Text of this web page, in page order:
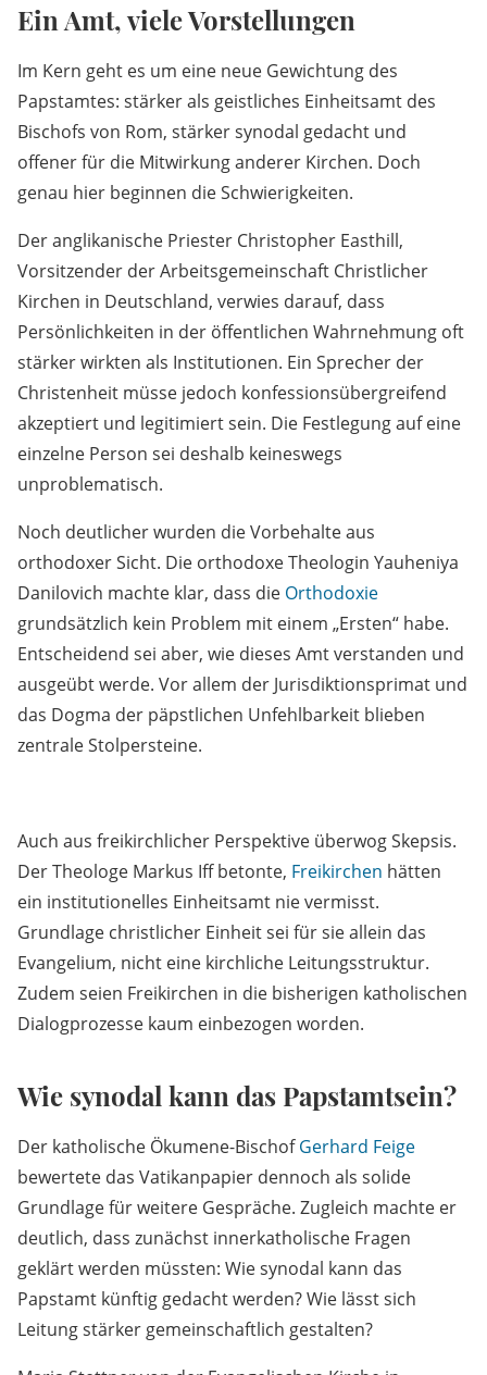
Ein Amt, viele Vorstellungen
Im Kern geht es um eine neue Gewichtung des
Papstamtes: stärker als geistliches Einheitsamt des
Bischofs von Rom, stärker synodal gedacht und
offener für die Mitwirkung anderer Kirchen. Doch
genau hier beginnen die Schwierigkeiten.
Der anglikanische Priester Christopher Easthill,
Vorsitzender der Arbeitsgemeinschaft Christlicher
Kirchen in Deutschland, verwies darauf, dass
Persönlichkeiten in der öffentlichen Wahrnehmung oft
stärker wirkten als Institutionen. Ein Sprecher der
Christenheit müsse jedoch konfessionsübergreifend
akzeptiert und legitimiert sein. Die Festlegung auf eine
einzelne Person sei deshalb keineswegs
unproblematisch.
Noch deutlicher wurden die Vorbehalte aus
orthodoxer Sicht. Die orthodoxe Theologin Yauheniya
Danilovich machte klar, dass die Orthodoxie
grundsätzlich kein Problem mit einem „Ersten“ habe.
Entscheidend sei aber, wie dieses Amt verstanden und
ausgeübt werde. Vor allem der Jurisdiktionsprimat und
das Dogma der päpstlichen Unfehlbarkeit blieben
zentrale Stolpersteine.
Auch aus freikirchlicher Perspektive überwog Skepsis.
Der Theologe Markus Iff betonte, Freikirchen hätten
ein institutionelles Einheitsamt nie vermisst.
Grundlage christlicher Einheit sei für sie allein das
Evangelium, nicht eine kirchliche Leitungsstruktur.
Zudem seien Freikirchen in die bisherigen katholischen
Dialogprozesse kaum einbezogen worden.
Wie synodal kann das Papstamtsein?
Der katholische Ökumene-BischofGerhard Feige
bewertete das Vatikanpapier dennoch als solide
Grundlage für weitere Gespräche. Zugleich machte er
deutlich, dass zunächst innerkatholische Fragen
geklärt werden müssten: Wie synodal kann das
Papstamt künftig gedacht werden? Wie lässt sich
Leitung stärker gemeinschaftlich gestalten?